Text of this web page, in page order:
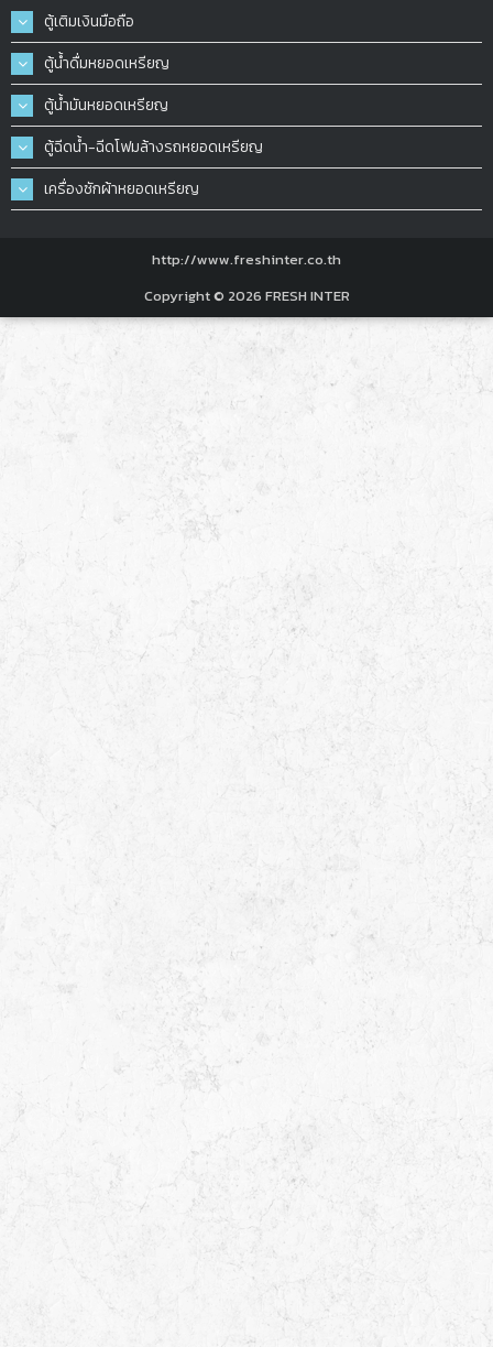
ตู้เติมเงินมือถือ
ตู้น้ำดื่มหยอดเหรียญ
ตู้น้ำมันหยอดเหรียญ
ตู้ฉีดน้ำ-ฉีดโฟมล้างรถหยอดเหรียญ
เครื่องซักผ้าหยอดเหรียญ
http://www.freshinter.co.th
Copyright © 2026 FRESH INTER